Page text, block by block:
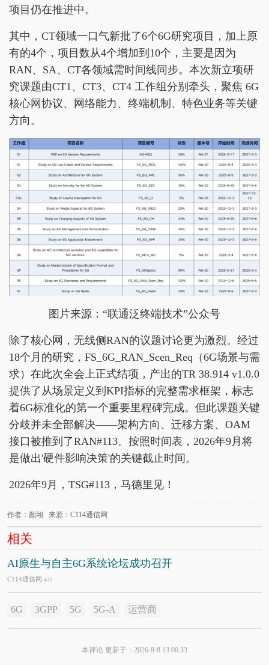
项目仍在推进中。
其中，CT领域一口气新批了6个6G研究项目，加上原
有的4个，项目数从4个增加到10个，主要是因为
RAN、SA、CT各领域需时间线同步。本次新立项研
究课题由CT1、CT3、CT4 工作组分别牵头，聚焦 6G
核心网协议、网络能力、终端机制、特色业务等关键
方向。
图片来源：“联通泛终端技术”公众号
除了核心网，无线侧RAN的议题讨论更为激烈。经过
18个月的研究，FS_6G_RAN_Scen_Req（6G场景与需
求）在此次全会上正式结项，产出的TR 38.914 v1.0.0
提供了从场景定义到KPI指标的完整需求框架，标志
着6G标准化的第一个重要里程碑完成。但此课题关键
分歧并未全部解决——架构方向、迁移方案、OAM
接口被推到了RAN#113。按照时间表，2026年9月将
是做出'硬件影响决策'的关键截止时间。
2026年9月，TSG#113，马德里见！
作者：颜翊 来源：C114通信网
相关
AI原生与自主6G系统论坛成功召开
C114通信网 4/23
6G 3GPP 5G 5G-A 运营商
本评论 更新于：2026-8-8 13:00:33